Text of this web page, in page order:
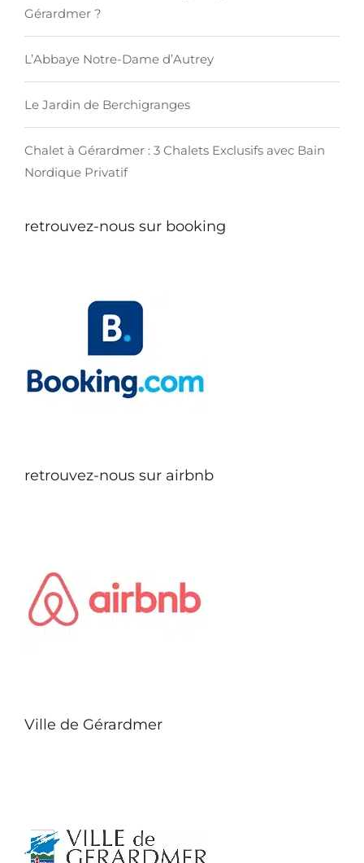
Gérardmer ?
L’Abbaye Notre-Dame d’Autrey
Le Jardin de Berchigranges
Chalet à Gérardmer : 3 Chalets Exclusifs avec Bain
Nordique Privatif
retrouvez-nous sur booking
retrouvez-nous sur airbnb
Ville de Gérardmer